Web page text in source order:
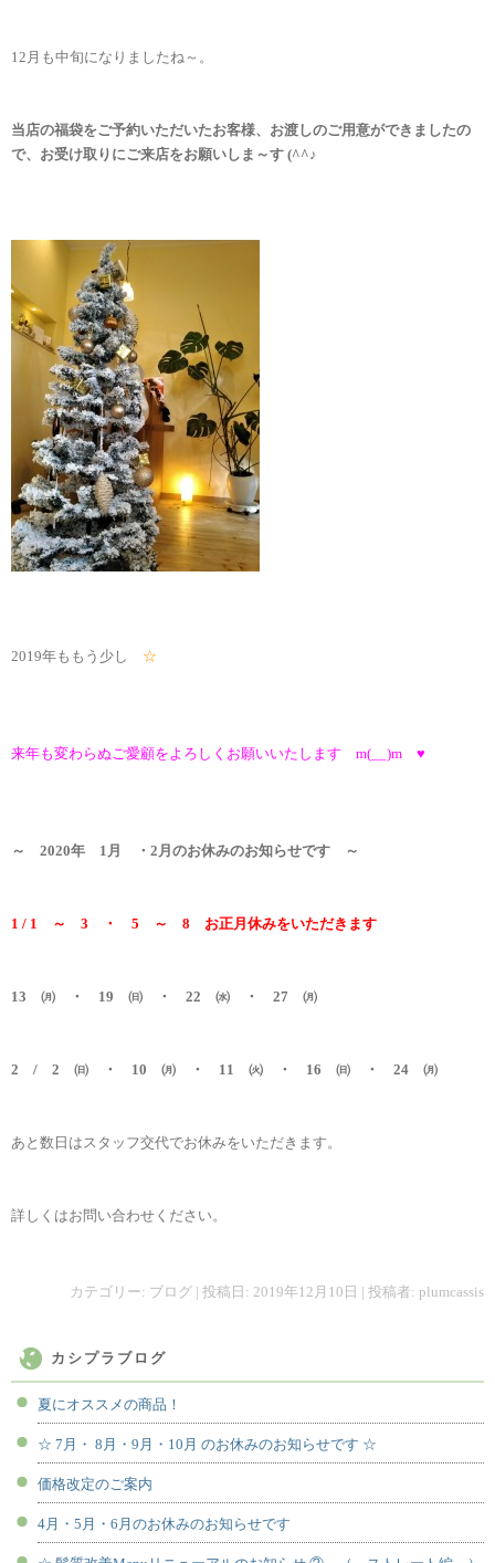
12月も中旬になりましたね～。
当店の福袋をご予約いただいたお客様、お渡しのご用意ができましたの
で、お受け取りにご来店をお願いしま～す (^^♪
2019年ももう少し ☆
来年も変わらぬご愛顧をよろしくお願いいたします m(__)m ♥
～ 2020年 1月 ・2月のお休みのお知らせです ～
1 / 1 ～ 3 ・ 5 ～ 8 お正月休みをいただきます
13 ㈪ ・ 19 ㈰ ・ 22 ㈬ ・ 27 ㈪
2 / 2 ㈰ ・ 10 ㈪ ・ 11 ㈫ ・ 16 ㈰ ・ 24 ㈪
あと数日はスタッフ交代でお休みをいただきます。
詳しくはお問い合わせください。
カテゴリー: ブログ | 投稿日: 2019年12月10日 | 投稿者: plumcassis
カシプラブログ
夏にオススメの商品！
☆ 7月・ 8月・9月・10月 のお休みのお知らせです ☆
価格改定のご案内
4月・5月・6月のお休みのお知らせです